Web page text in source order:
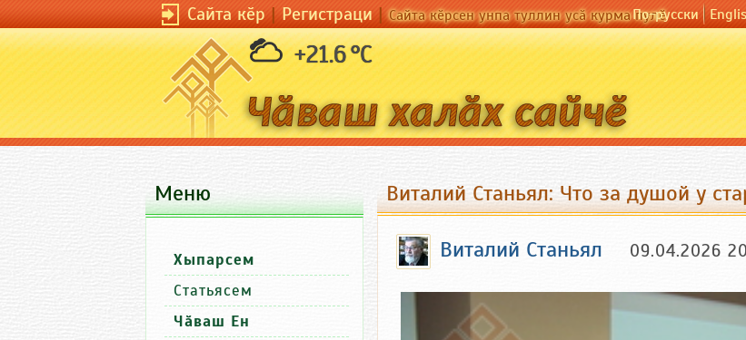
Сайта кӗр|Регистраци|Сайта кӗрсен унпа туллин усӑ курма пулӗПо-русски
+21.6 °C
Виталий Станьял: Что за душой у
Виталий Станьял 09.04.2026
Меню
Хыпарсем
Статьясем
Чӑваш Ен